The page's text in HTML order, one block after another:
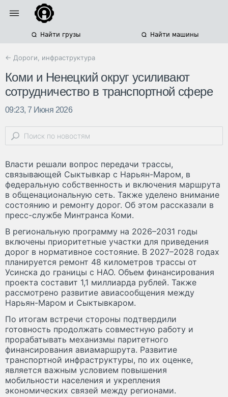
Найти грузы Найти машины
← Дороги, инфраструктура
Коми и Ненецкий округ усиливают
сотрудничество в транспортной сфере
09:23, 7 Июня 2026
Власти решали вопрос передачи трассы,
связывающей Сыктывкар с Нарьян-Маром, в
федеральную собственность и включения маршрута
в общенациональную сеть. Также уделено внимание
состоянию и ремонту дорог. Об этом рассказали в
пресс-службе Минтранса Коми.
В региональную программу на 2026–2031 годы
включены приоритетные участки для приведения
дорог в нормативное состояние. В 2027–2028 годах
планируется ремонт 48 километров трассы от
Усинска до границы с НАО. Объем финансирования
проекта составит 1,1 миллиарда рублей. Также
рассмотрено развитие авиасообщения между
Нарьян-Маром и Сыктывкаром.
По итогам встречи стороны подтвердили
готовность продолжать совместную работу и
прорабатывать механизмы паритетного
финансирования авиамаршрута. Развитие
транспортной инфраструктуры, по их оценке,
является важным условием повышения
мобильности населения и укрепления
экономических связей между регионами.